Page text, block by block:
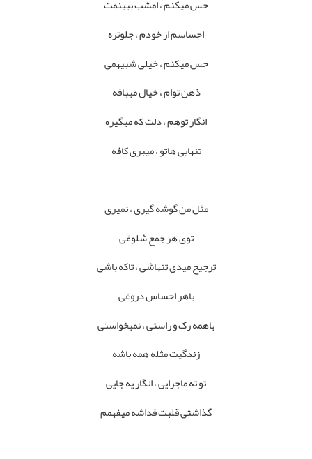
حس میکنم ، امشب ببینمت
احساسم از خودم ، جلوتره
حس میکنم ، خیلی شبیهمی
ذهن توام ، خیال میبافه
انگار توهم ، دلت که میگیره
تنهایی هاتو ، میبری کافه
مثل من گوشه گیری ، نمیری
توی هر جمع شلوغی
ترجیح میدی تنهاشی ، تاکه باشی
باهر احساس دروغی
باهمه رک و راستی ، نمیخواستی
زندگیت مثله همه باشه
تو ته ماجرایی ، انگار یه جایی
گذاشتی قلبت فداشه میفهمم